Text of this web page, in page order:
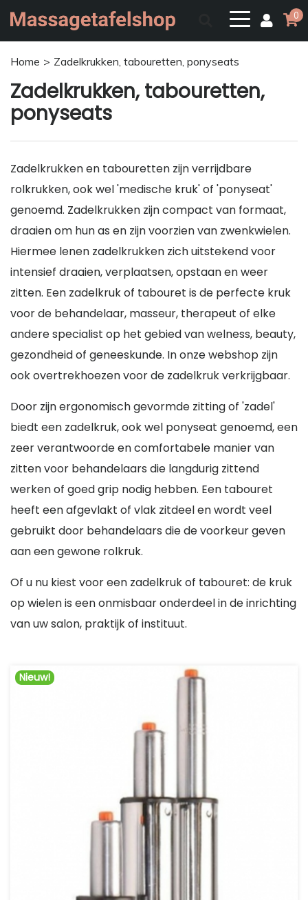
0
Home Zadelkrukken, tabouretten, ponyseats
Zadelkrukken, tabouretten,
ponyseats
Zadelkrukken en tabouretten zijn verrijdbare
rolkrukken, ook wel 'medische kruk' of 'ponyseat'
genoemd. Zadelkrukken zijn compact van formaat,
draaien om hun as en zijn voorzien van zwenkwielen.
Hiermee lenen zadelkrukken zich uitstekend voor
intensief draaien, verplaatsen, opstaan en weer
zitten. Een zadelkruk of tabouret is de perfecte kruk
voor de behandelaar, masseur, therapeut of elke
andere specialist op het gebied van welness, beauty,
gezondheid of geneeskunde. In onze webshop zijn
ook overtrekhoezen voor de zadelkruk verkrijgbaar.
Door zijn ergonomisch gevormde zitting of 'zadel'
biedt een zadelkruk, ook wel ponyseat genoemd, een
zeer verantwoorde en comfortabele manier van
zitten voor behandelaars die langdurig zittend
werken of goed grip nodig hebben. Een tabouret
heeft een afgevlakt of vlak zitdeel en wordt veel
gebruikt door behandelaars die de voorkeur geven
aan een gewone rolkruk.
Of u nu kiest voor een zadelkruk of tabouret: de kruk
op wielen is een onmisbaar onderdeel in de inrichting
van uw salon, praktijk of instituut.
Nieuw!